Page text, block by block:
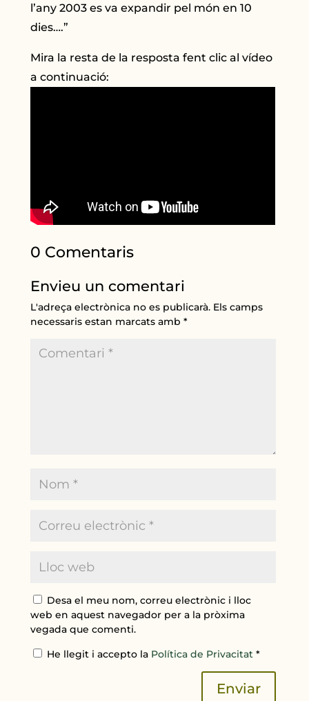
l’any 2003 es va expandir pel món en 10
dies….”
Mira la resta de la resposta fent clic al vídeo
a continuació:
0 Comentaris
Envieu un comentari
L'adreça electrònica no es publicarà. Els camps
necessaris estan marcats amb*
Desa el meu nom, correu electrònic i lloc
web en aquest navegador per a la pròxima
vegada que comenti.
He llegit i accepto la Política de Privacitat*
Enviar